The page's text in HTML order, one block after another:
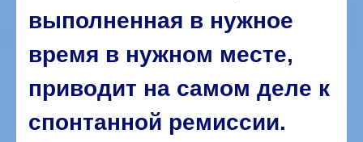
выполненная в нужное
время в нужном месте,
приводит на самом деле к
спонтанной ремиссии.